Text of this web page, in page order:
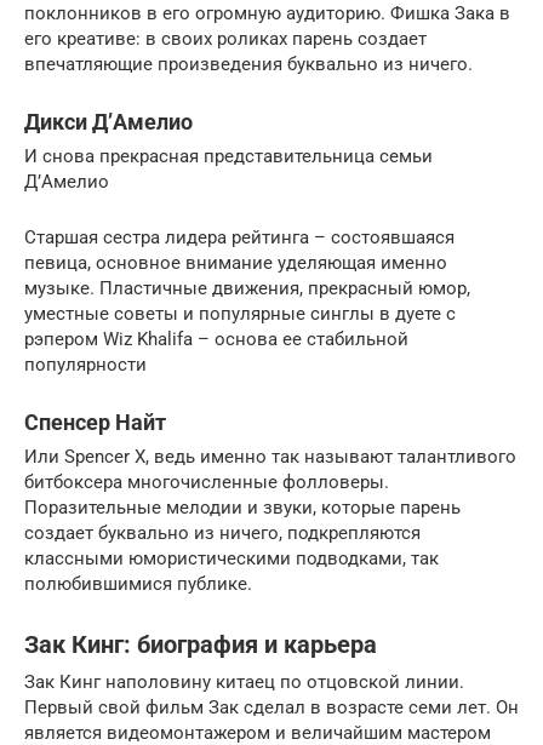
поклонников в его огромную аудиторию. Фишка Зака в
его креативе: в своих роликах парень создает
впечатляющие произведения буквально из ничего.
Дикси Д’Амелио
И снова прекрасная представительница семьи
Д’Амелио
Старшая сестра лидера рейтинга – состоявшаяся
певица, основное внимание уделяющая именно
музыке. Пластичные движения, прекрасный юмор,
уместные советы и популярные синглы в дуете с
рэпером Wiz Khalifa – основа ее стабильной
популярности
Спенсер Найт
Или Spencer X, ведь именно так называют талантливого
битбоксера многочисленные фолловеры.
Поразительные мелодии и звуки, которые парень
создает буквально из ничего, подкрепляются
классными юмористическими подводками, так
полюбившимися публике.
Зак Кинг: биография и карьера
Зак Кинг наполовину китаец по отцовской линии.
Первый свой фильм Зак сделал в возрасте семи лет. Он
является видеомонтажером и величайшим мастером